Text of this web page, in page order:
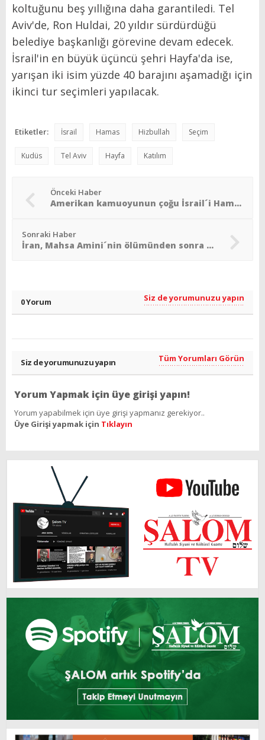
koltuğunu beş yıllığına daha garantiledi. Tel
Aviv'de, Ron Huldai, 20 yıldır sürdürdüğü
belediye başkanlığı görevine devam edecek.
İsrail'in en büyük üçüncü şehri Hayfa'da ise,
yarışan iki isim yüzde 40 barajını aşamadığı için
ikinci tur seçimleri yapılacak.
Etiketler: İsrail Hamas Hizbullah Seçim
Kudüs Tel Aviv Hayfa Katılım
Önceki Haber
Amerikan kamuoyunun çoğu İsrail´i Hamas´a karşı savaşında destekliyor
Sonraki Haber
İran, Mahsa Amini´nin ölümünden sonra ilk kez sandık başında
0 Yorum Siz de yorumunuzu yapın
Siz de yorumunuzu yapın Tüm Yorumları Görün
Yorum Yapmak için üye girişi yapın!
Yorum yapabilmek için üye girişi yapmanız gerekiyor..
Üye Girişi yapmak için Tıklayın